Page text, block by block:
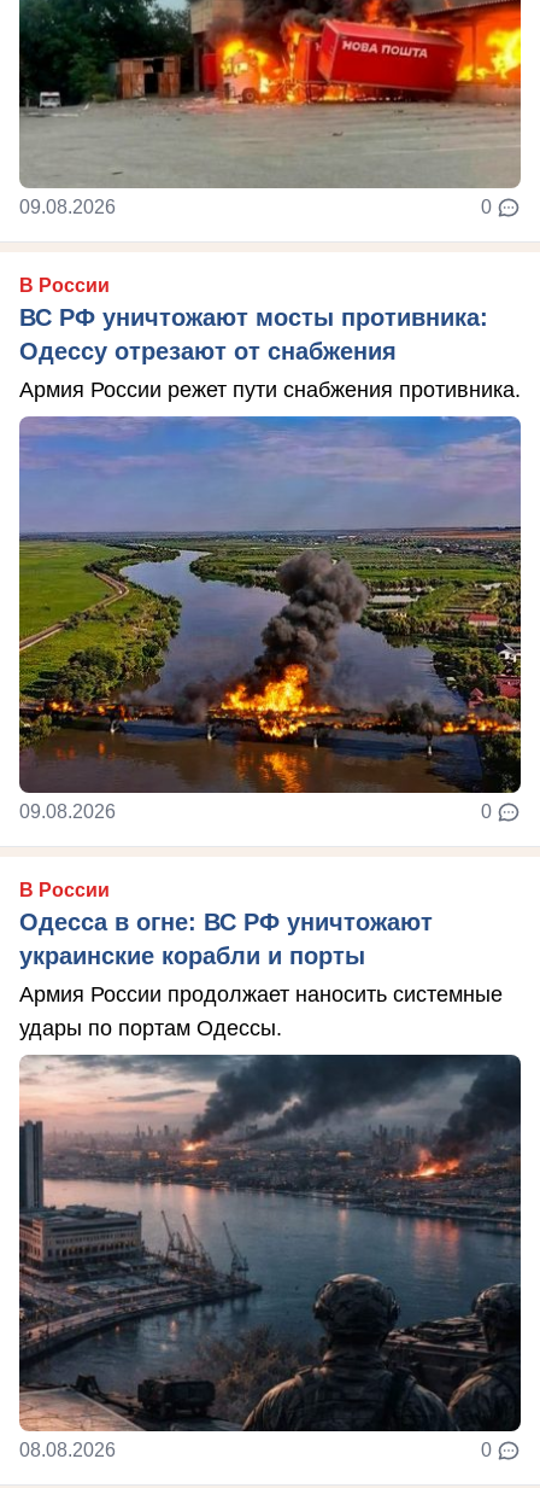
09.08.2026 0
В России
ВС РФ уничтожают мосты противника:
Одессу отрезают от снабжения
Армия России режет пути снабжения противника.
09.08.2026 0
В России
Одесса в огне: ВС РФ уничтожают
украинские корабли и порты
Армия России продолжает наносить системные
удары по портам Одессы.
08.08.2026 0